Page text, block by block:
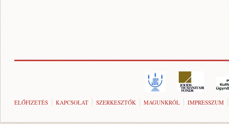
ELŐFIZETÉS KAPCSOLAT SZERKESZTŐK MAGUNKRÓL IMPRESSZUM